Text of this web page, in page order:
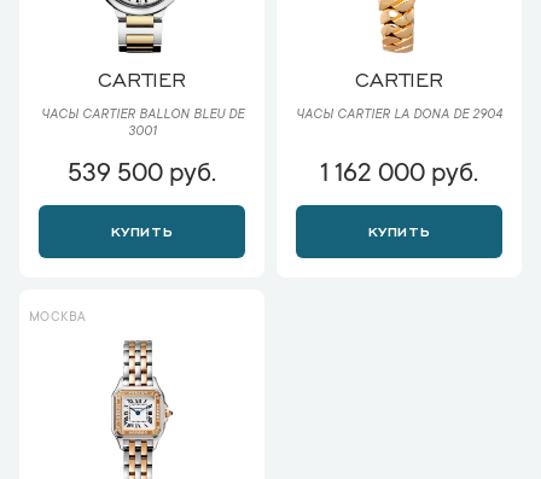
CARTIER
ЧАСЫ CARTIER BALLON BLEU DE
3001
539 500 руб.
КУПИТЬ
CARTIER
ЧАСЫ CARTIER LA DONA DE 2904
1 162 000 руб.
КУПИТЬ
МОСКВА